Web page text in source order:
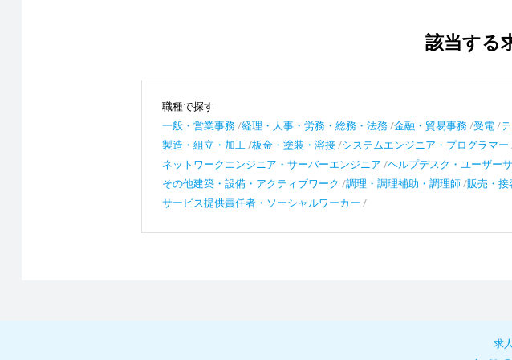
該当する
職種で探す
一般・営業事務 経理・人事・労務・総務・法務 金融・貿易事務 受電
製造・組立・加工 板金・塗装・溶接 システムエンジニア・プログラマー
ネットワークエンジニア・サーバーエンジニア ヘルプデスク・ユーザー
その他建築・設備・アクティブワーク 調理・調理補助・調理師 販売・接
サービス提供責任者・ソーシャルワーカー
求